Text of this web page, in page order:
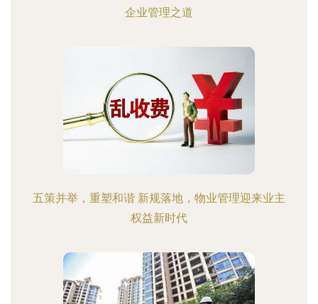
企业管理之道
五策并举，重塑和谐 新规落地，物业管理迎来业主
权益新时代